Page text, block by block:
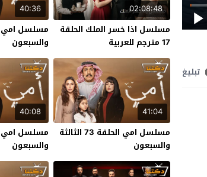
تبليغ
02:08:48
مسلسل اذا خسر الملك الحلقة
17 مترجم للعربية
40:36
والسبعون
41:04
مسلسل امي الحلقة 73 الثالثة
والسبعون
40:08
والسبعون